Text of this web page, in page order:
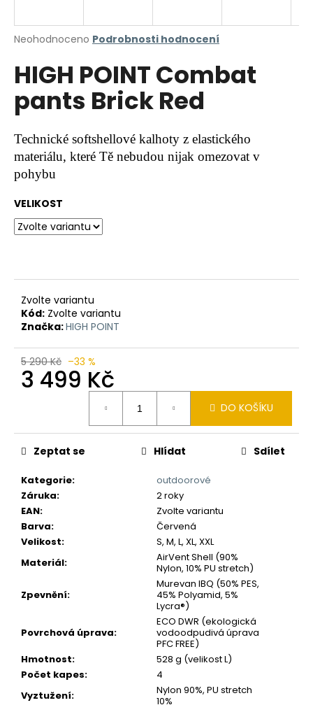
Průměrné
produktu
je
5
hvězdiček.
Neohodnoceno Podrobnosti hodnocení
HIGH POINT Combat
pants Brick Red
Technické softshellové kalhoty z elastického
materiálu, které Tě nebudou nijak omezovat v
pohybu
VELIKOST
Zvolte variantu
Kód: Zvolte variantu
Značka:HIGH POINT
5 290 Kč –33 %
3 499 Kč
DO KOŠÍKU
Kategorie:
outdoorové
Záruka:
2 roky
EAN:
Zvolte variantu
Barva:
Červená
Velikost:
S, M, L, XL, XXL
Materiál:
AirVent Shell (90%
Nylon, 10% PU stretch)
Zpevnění:
Murevan IBQ (50% PES,
45% Polyamid, 5%
Lycra®)
Povrchová úprava:
ECO DWR (ekologická
vodoodpudivá úprava
PFC FREE)
Hmotnost:
528 g (velikost L)
Počet kapes:
4
Vyztužení:
Nylon 90%, PU stretch
10%
Zeptat se Hlídat Sdílet
j
t
?
HLEDAT
D
o
r
u
č
u
j
e
m